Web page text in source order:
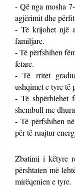
- Që nga mosha
agjërimit dhe
- Të krijohet një
familjare.
- Të përfshihen
fetare.
- Të rritet
ushqimet e tyre të
- Të shpërblehet
shembull me
- Të përfshihen
për të ruajtur
Zbatimi i këtyre
përshtaten më
mirëqenien e tyre.